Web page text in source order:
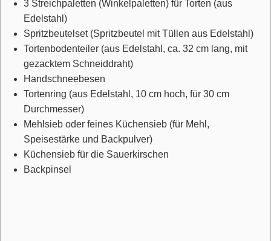
3 Streichpaletten (Winkelpaletten) für Torten (aus
Edelstahl)
Spritzbeutelset (Spritzbeutel mit Tüllen aus Edelstahl)
Tortenbodenteiler (aus Edelstahl, ca. 32 cm lang, mit
gezacktem Schneiddraht)
Handschneebesen
Tortenring (aus Edelstahl, 10 cm hoch, für 30 cm
Durchmesser)
Mehlsieb oder feines Küchensieb (für Mehl,
Speisestärke und Backpulver)
Küchensieb für die Sauerkirschen
Backpinsel